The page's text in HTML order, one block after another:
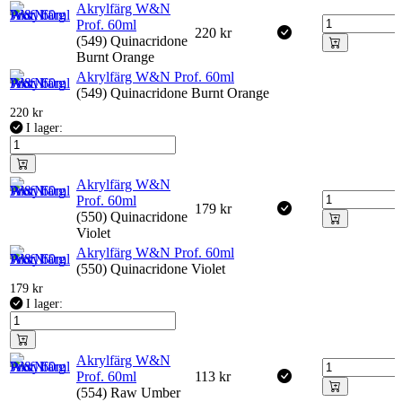
Akrylfärg W&N
Prof. 60ml
(549) Quinacridone
Burnt Orange
220 kr
Akrylfärg W&N Prof. 60ml
(549) Quinacridone Burnt Orange
220 kr
I lager:
Akrylfärg W&N
Prof. 60ml
(550) Quinacridone
Violet
179 kr
Akrylfärg W&N Prof. 60ml
(550) Quinacridone Violet
179 kr
I lager:
Akrylfärg W&N
Prof. 60ml
(554) Raw Umber
113 kr